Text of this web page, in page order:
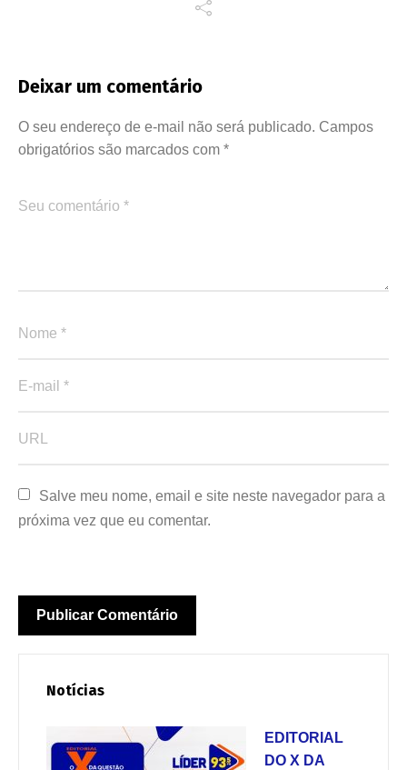
Deixar um comentário
O seu endereço de e-mail não será publicado. Campos
obrigatórios são marcados com *
Salve meu nome, email e site neste navegador para a
próxima vez que eu comentar.
Notícias
EDITORIAL
DO X DA